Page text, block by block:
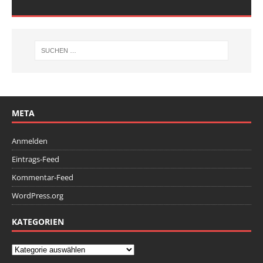
META
Anmelden
Eintrags-Feed
Kommentar-Feed
WordPress.org
KATEGORIEN